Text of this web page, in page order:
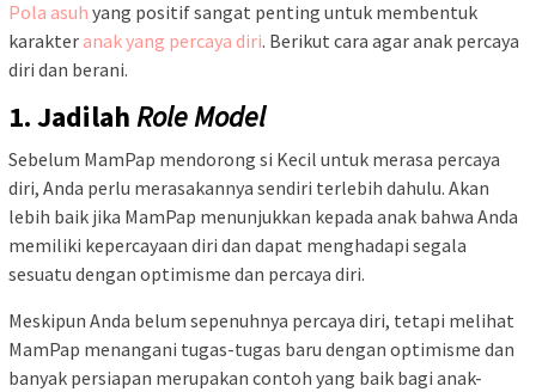
Pola asuh yang positif sangat penting untuk membentuk
karakter anak yang percaya diri. Berikut cara agar anak percaya
diri dan berani.
1. JadilahRole Model
Sebelum MamPap mendorong si Kecil untuk merasa percaya
diri, Anda perlu merasakannya sendiri terlebih dahulu. Akan
lebih baik jika MamPap menunjukkan kepada anak bahwa Anda
memiliki kepercayaan diri dan dapat menghadapi segala
sesuatu dengan optimisme dan percaya diri.
Meskipun Anda belum sepenuhnya percaya diri, tetapi melihat
MamPap menangani tugas-tugas baru dengan optimisme dan
banyak persiapan merupakan contoh yang baik bagi anak-